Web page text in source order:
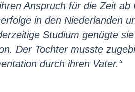
Anspruch für die Zeit
in den Niederlanden
Studium genügte
Der Tochter musste
durch ihren Vater.“